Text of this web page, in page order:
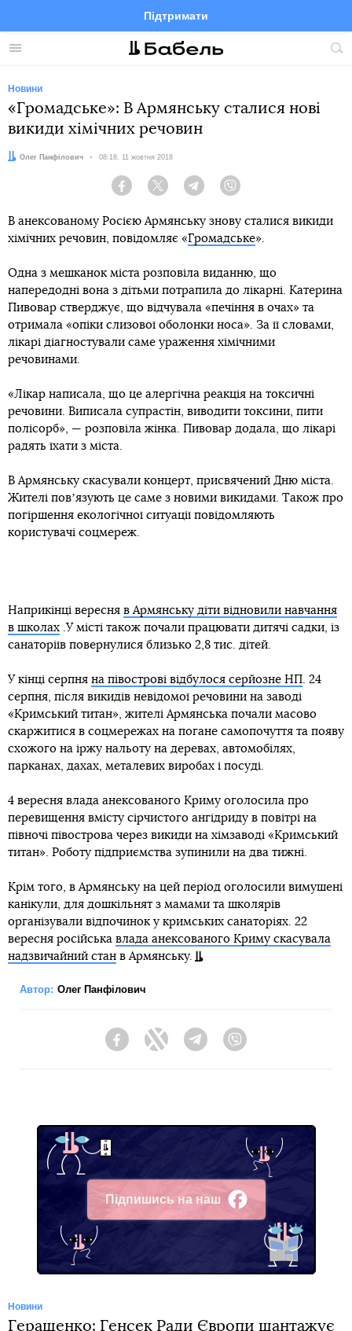
Меню
Підтримати
FacebookTelegramTwitter
Новини
«Громадське»: В Армянську сталися нові
викиди хімічних речовин
Автор:
Олег Панфілович Дата:
08:18, 11 жовтня 2018
Facebook Twitter Telegram
В анексованому Росією Армянську знову сталися викиди
хімічних речовин, повідомляє «Громадське».
Одна з мешканок міста розповіла виданню, що
напередодні вона з дітьми потрапила до лікарні. Катерина
Пивовар стверджує, що відчувала «печіння в очах» та
отримала «опіки слизової оболонки носа». За її словами,
лікарі діагностували саме ураження хімічними
речовинами.
«Лікар написала, що це алергічна реакція на токсичні
речовини. Виписала супрастін, виводити токсини, пити
полісорб», — розповіла жінка. Пивовар додала, що лікарі
радять їхати з міста.
В Армянську скасували концерт, присвячений Дню міста.
Жителі повʼязують це саме з новими викидами. Також про
погіршення екологічної ситуації повідомляють
користувачі соцмереж.
Наприкінці вересня в Армянську діти відновили навчання
в школах .У місті також почали працювати дитячі садки, із
санаторіїв повернулися близько 2,8 тис. дітей.
У кінці серпня на півострові відбулося серйозне НП. 24
серпня, після викидів невідомої речовини на заводі
«Кримський титан», жителі Армянська почали масово
скаржитися в соцмережах на погане самопочуття та появу
схожого на іржу нальоту на деревах, автомобілях,
парканах, дахах, металевих виробах і посуді.
4 вересня влада анексованого Криму оголосила про
перевищення вмісту сірчистого ангідриду в повітрі на
півночі півострова через викиди на хімзаводі «Кримський
титан». Роботу підприємства зупинили на два тижні.
Крім того, в Армянську на цей період оголосили вимушені
канікули, для дошкільнят з мамами та школярів
організували відпочинок у кримських санаторіях. 22
вересня російська влада анексованого Криму скасувала
надзвичайний стан в Армянську.
Автор: Олег Панфілович
FacebookTwitter Telegram
Підпишись на наш
Facebook
Новини
Геращенко: Генсек Ради Європи шантажує